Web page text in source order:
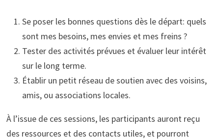
Se poser les bonnes questions dès le départ: quels
sont mes besoins, mes envies et mes freins ?
Tester des activités prévues et évaluer leur intérêt
sur le long terme.
Établir un petit réseau de soutien avec des voisins,
amis, ou associations locales.
À l’issue de ces sessions, les participants auront reçu
des ressources et des contacts utiles, et pourront